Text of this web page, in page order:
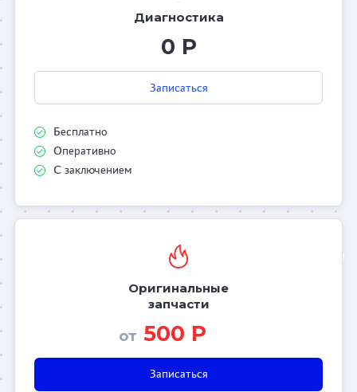
Диагностика
0 Р
Записаться
Бесплатно
Оперативно
С заключением
Оригинальные
запчасти
от 500 Р
Записаться